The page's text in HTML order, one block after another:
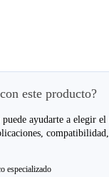
este producto?
ayudarte a elegir el
especializado